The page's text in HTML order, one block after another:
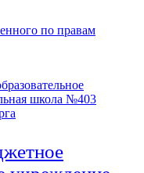
по правам